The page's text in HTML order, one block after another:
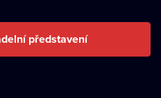
představení